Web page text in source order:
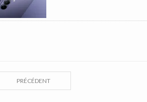
PRÉCÉDENT